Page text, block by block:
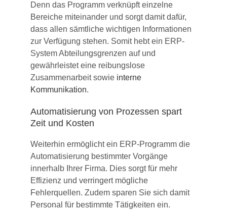
Denn das Programm verknüpft einzelne
Bereiche miteinander und sorgt damit dafür,
dass allen sämtliche wichtigen Informationen
zur Verfügung stehen. Somit hebt ein ERP-
System Abteilungsgrenzen auf und
gewährleistet eine reibungslose
Zusammenarbeit sowie interne
Kommunikation.
Automatisierung von Prozessen spart
Zeit und Kosten
Weiterhin ermöglicht ein ERP-Programm die
Automatisierung bestimmter Vorgänge
innerhalb Ihrer Firma. Dies sorgt für mehr
Effizienz und verringert mögliche
Fehlerquellen. Zudem sparen Sie sich damit
Personal für bestimmte Tätigkeiten ein.